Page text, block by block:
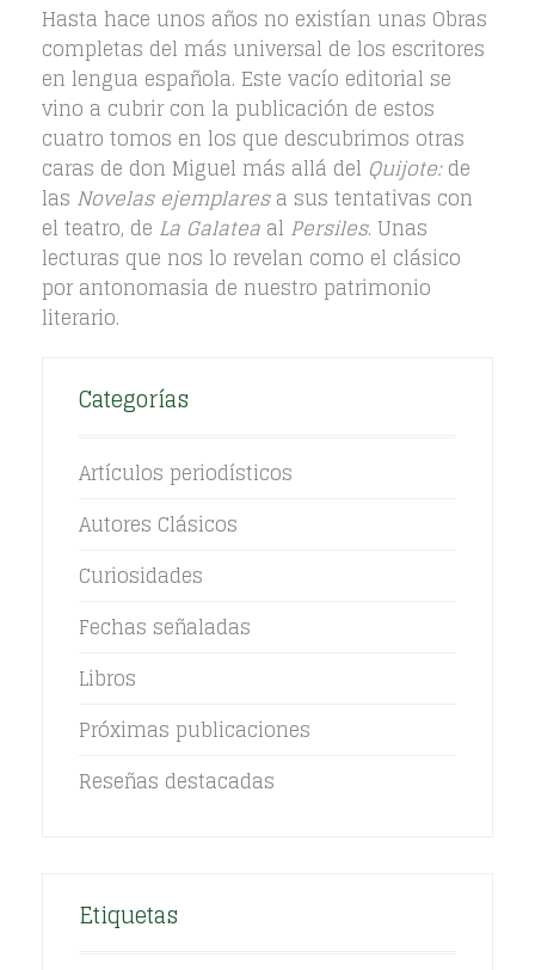
Hasta hace unos años no existían unas Obras
completas del más universal de los escritores
en lengua española. Este vacío editorial se
vino a cubrir con la publicación de estos
cuatro tomos en los que descubrimos otras
caras de don Miguel más allá del Quijote:de
las Novelas ejemplaresa sus tentativas con
el teatro, de La Galatea al Persiles. Unas
lecturas que nos lo revelan como el clásico
por antonomasia de nuestro patrimonio
literario.
Categorías
Artículos periodísticos
Autores Clásicos
Curiosidades
Fechas señaladas
Libros
Próximas publicaciones
Reseñas destacadas
Etiquetas